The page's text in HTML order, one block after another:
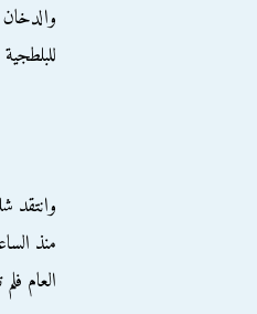
وانتقد
منذ
العام